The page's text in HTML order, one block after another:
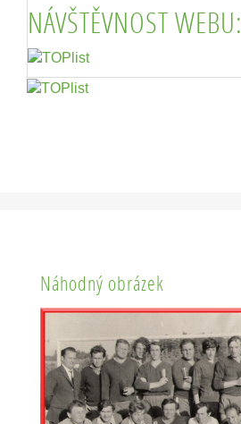
NÁVŠTĚVNOST WEBU:
Náhodný obrázek